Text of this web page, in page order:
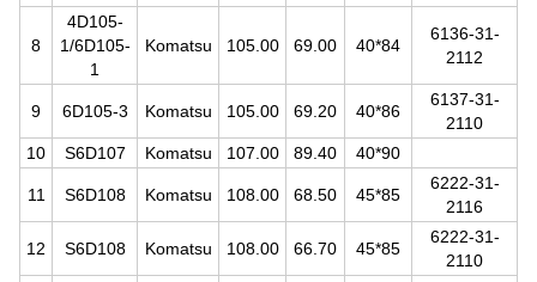
8
4D105-
1/6D105-
1
Komatsu 105.00 69.00 40*84
6136-31-
2112
9 6D105-3 Komatsu 105.00 69.20 40*86
6137-31-
2110
10
S6D107 Komatsu 107.00 89.40 40*90
11 S6D108 Komatsu 108.00 68.50 45*85
6222-31-
2116
12 S6D108 Komatsu 108.00 66.70 45*85
6222-31-
2110